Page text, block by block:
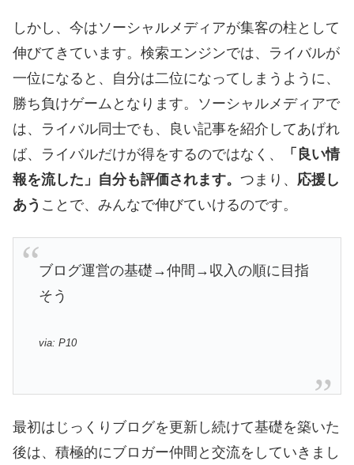
しかし、今はソーシャルメディアが集客の柱として
伸びてきています。検索エンジンでは、ライバルが
一位になると、自分は二位になってしまうように、
勝ち負けゲームとなります。ソーシャルメディアで
は、ライバル同士でも、良い記事を紹介してあげれ
ば、ライバルだけが得をするのではなく、
「良い情
報を流した」自分も評価されます。 つまり、 応援し
あう ことで、みんなで伸びていけるのです。
ブログ運営の基礎→仲間→収入の順に目指
そう
via: P10
最初はじっくりブログを更新し続けて基礎を築いた
後は、積極的にブロガー仲間と交流をしていきまし